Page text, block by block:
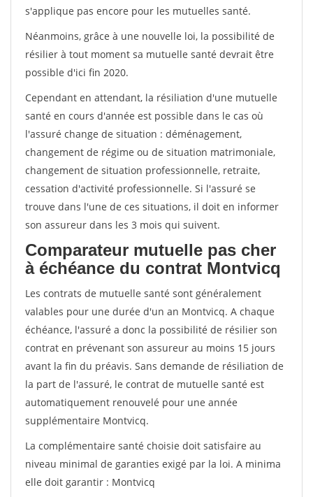
s'applique pas encore pour les mutuelles santé.
Néanmoins, grâce à une nouvelle loi, la possibilité de
résilier à tout moment sa mutuelle santé devrait être
possible d'ici fin 2020.
Cependant en attendant, la résiliation d'une mutuelle
santé en cours d'année est possible dans le cas où
l'assuré change de situation : déménagement,
changement de régime ou de situation matrimoniale,
changement de situation professionnelle, retraite,
cessation d'activité professionnelle. Si l'assuré se
trouve dans l'une de ces situations, il doit en informer
son assureur dans les 3 mois qui suivent.
Comparateur mutuelle pas cher
à échéance du contrat Montvicq
Les contrats de mutuelle santé sont généralement
valables pour une durée d'un an Montvicq. A chaque
échéance, l'assuré a donc la possibilité de résilier son
contrat en prévenant son assureur au moins 15 jours
avant la fin du préavis. Sans demande de résiliation de
la part de l'assuré, le contrat de mutuelle santé est
automatiquement renouvelé pour une année
supplémentaire Montvicq.
La complémentaire santé choisie doit satisfaire au
niveau minimal de garanties exigé par la loi. A minima
elle doit garantir : Montvicq